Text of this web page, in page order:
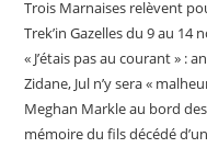
Trois Marnaises relèvent
Trek’in Gazelles du 9 au 14
« J’étais pas au courant » :
Zidane, Jul n’y sera «
Meghan Markle au bord
mémoire du fils décédé